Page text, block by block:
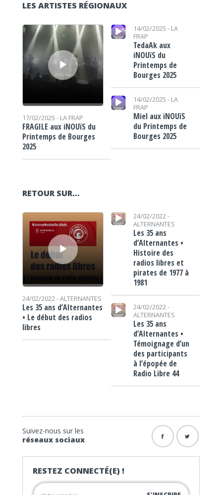
LES ARTISTES RÉGIONAUX
Lecteur audio
17/02/2025 - LA FRAP
FRAGILE aux iNOUïS du
Printemps de Bourges
2025
Lecteur audio 14/02/2025 - LA
FRAP
TedaAk aux
iNOUïS du
Printemps de
Bourges 2025
Lecteur audio
14/02/2025 - LA
FRAP
Miel aux iNOUïS
du Printemps de
Bourges 2025
RETOUR SUR…
Lecteur audio
24/02/2022 -ALTERNANTES
Les 35 ans d’Alternantes
• Le début des radios
libres
Lecteur audio
24/02/2022 -
ALTERNANTES
Les 35 ans
d’Alternantes •
Histoire des
radios libres et
pirates de 1977 à
1981
Lecteur audio
24/02/2022 -
ALTERNANTES
Les 35 ans
d’Alternantes •
Témoignage d’un
des participants
à l’épopée de
Radio Libre 44
Suivez-nous sur les
réseaux sociaux
RESTEZ CONNECTÉ(E) !